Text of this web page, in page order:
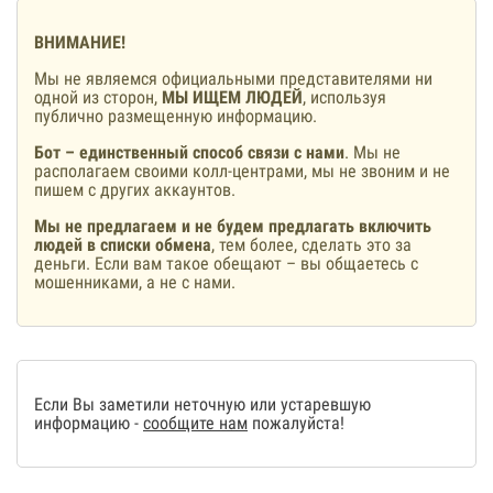
ВНИМАНИЕ!
Мы не являемся официальными представителями ни
одной из сторон, МЫ ИЩЕМ ЛЮДЕЙ, используя
публично размещенную информацию.
Бот – единственный способ связи с нами. Мы не
располагаем своими колл-центрами, мы не звоним и не
пишем с других аккаунтов.
Мы не предлагаем и не будем предлагать включить
людей в списки обмена, тем более, сделать это за
деньги. Если вам такое обещают – вы общаетесь с
мошенниками, а не с нами.
Если Вы заметили неточную или устаревшую
информацию - сообщите нам пожалуйста!